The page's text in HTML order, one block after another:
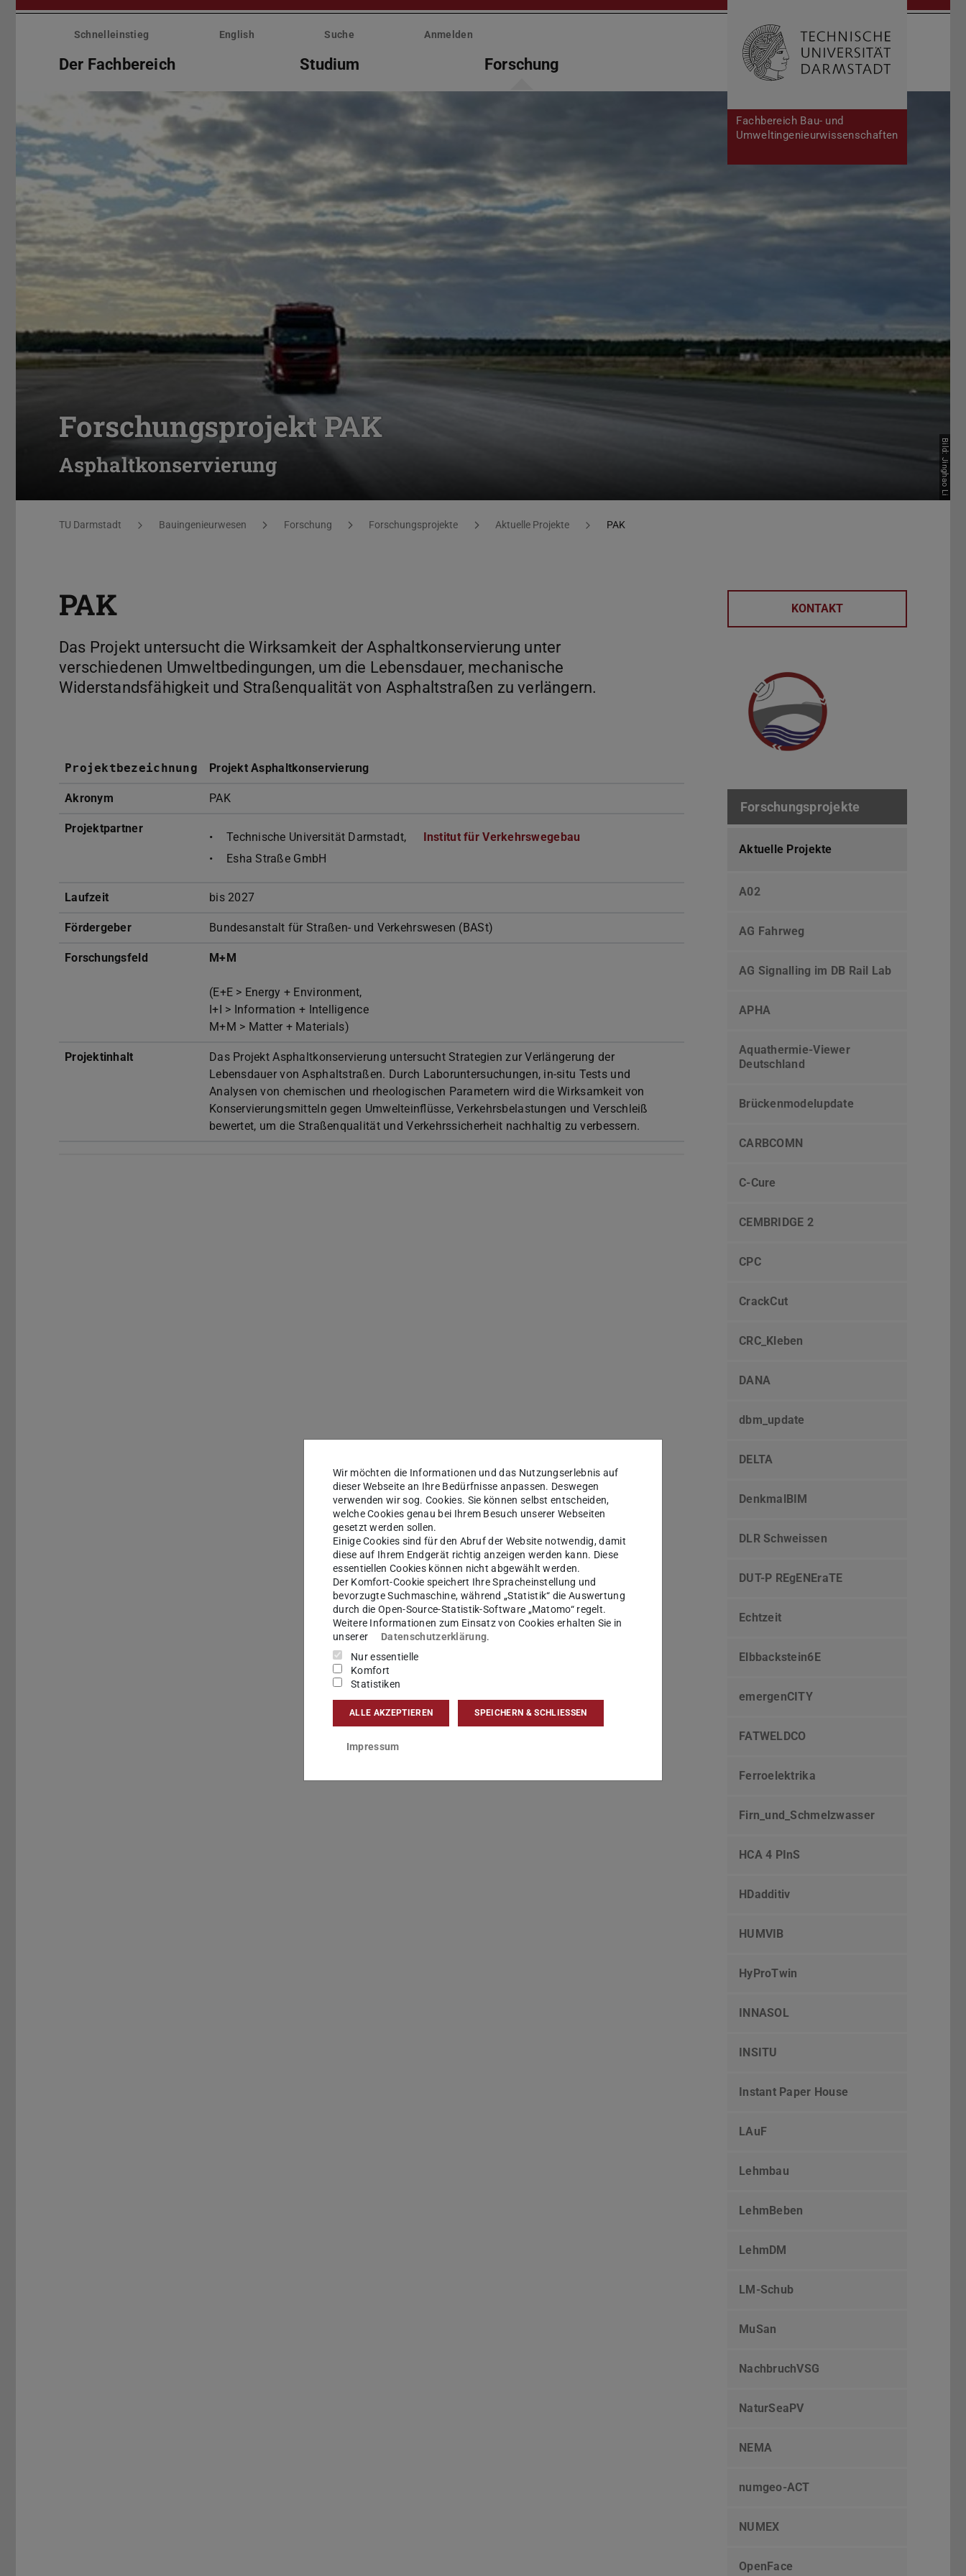
Menü
überspringen
Fachbereich Bau- und
Umweltingenieurwissenschaften
Schnelleinstieg English Suche Anmelden
Der Fachbereich Studium Forschung Suche öffnen
Forschungsprojekt PAK
Asphaltkonservierung Bild: Jinghao Li
Sie befinden sich hier:
TU Darmstadt Bauingenieurwesen Forschung Forschungsprojekte Aktuelle Projekte PAK
PAK
Das Projekt untersucht die Wirksamkeit der Asphaltkonservierung unter
verschiedenen Umweltbedingungen, um die Lebensdauer, mechanische
Widerstandsfähigkeit und Straßenqualität von Asphaltstraßen zu verlängern.
Projektbezeichnung Projekt Asphaltkonservierung
Akronym PAK
Projektpartner
Technische Universität Darmstadt,
Institut für Verkehrswegebau
Esha Straße GmbH
Laufzeit bis 2027
Fördergeber Bundesanstalt für Straßen- und Verkehrswesen (BASt)
Forschungsfeld M+M
(E+E > Energy + Environment,
I+I > Information + Intelligence
M+M > Matter + Materials)
Projektinhalt
Das Projekt Asphaltkonservierung untersucht Strategien zur Verlängerung der
Lebensdauer von Asphaltstraßen. Durch Laboruntersuchungen, in-situ Tests und
Analysen von chemischen und rheologischen Parametern wird die Wirksamkeit von
Konservierungsmitteln gegen Umwelteinflüsse, Verkehrsbelastungen und Verschleiß
bewertet, um die Straßenqualität und Verkehrssicherheit nachhaltig zu verbessern.
KONTAKT
Forschungsprojekte
Aktuelle Projekte
A02
AG Fahrweg
AG Signalling im DB Rail Lab
APHA
Aquathermie-Viewer
Deutschland
Brückenmodelupdate
CARBCOMN
C-Cure
CEMBRIDGE 2
CPC
CrackCut
CRC_Kleben
DANA
dbm_update
DELTA
DenkmalBIM
DLR Schweissen
DUT-P REgENEraTE
Echtzeit
Elbbackstein6E
emergenCITY
FATWELDCO
Ferroelektrika
Firn_und_Schmelzwasser
HCA 4 PInS
HDadditiv
HUMVIB
HyProTwin
INNASOL
INSITU
Instant Paper House
LAuF
Lehmbau
LehmBeben
LehmDM
LM-Schub
MuSan
NachbruchVSG
NaturSeaPV
NEMA
numgeo-ACT
NUMEX
OpenFace
Wir möchten die Informationen und das Nutzungserlebnis auf
dieser Webseite an Ihre Bedürfnisse anpassen. Deswegen
verwenden wir sog. Cookies. Sie können selbst entscheiden,
welche Cookies genau bei Ihrem Besuch unserer Webseiten
gesetzt werden sollen.
Einige Cookies sind für den Abruf der Website notwendig, damit
diese auf Ihrem Endgerät richtig anzeigen werden kann. Diese
essentiellen Cookies können nicht abgewählt werden.
Der Komfort-Cookie speichert Ihre Spracheinstellung und
bevorzugte Suchmaschine, während „Statistik“ die Auswertung
durch die Open-Source-Statistik-Software „Matomo“ regelt.
Weitere Informationen zum Einsatz von Cookies erhalten Sie in
unserer
Datenschutzerklärung.
Nur essentielle
Komfort
Statistiken
ALLE AKZEPTIEREN SPEICHERN & SCHLIESSEN
Impressum